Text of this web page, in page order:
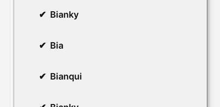
Bianky
Bia
Bianqui